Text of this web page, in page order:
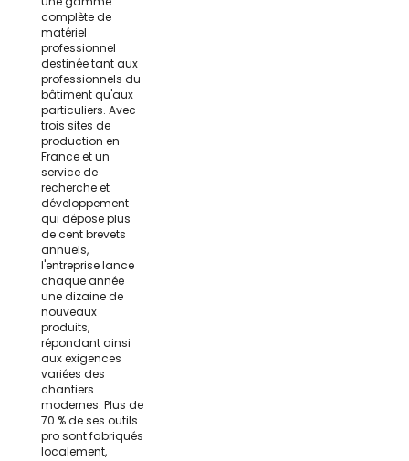
complète de
matériel
professionnel
destinée tant aux
professionnels du
bâtiment qu'aux
particuliers. Avec
trois sites de
production en
France et un
service de
recherche et
développement
qui dépose plus
de cent brevets
annuels,
l'entreprise lance
chaque année
une dizaine de
nouveaux
produits,
répondant ainsi
aux exigences
variées des
chantiers
modernes. Plus de
70 % de ses outils
pro sont fabriqués
localement,